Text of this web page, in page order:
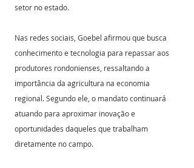
setor no estado.
Nas redes sociais, Goebel afirmou que busca
conhecimento e tecnologia para repassar aos
produtores rondonienses, ressaltando a
importância da agricultura na economia
regional. Segundo ele, o mandato continuará
atuando para aproximar inovação e
oportunidades daqueles que trabalham
diretamente no campo.